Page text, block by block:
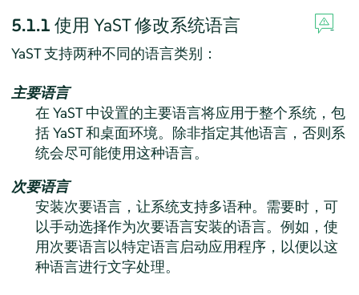
5.1.1 使用 YaST 修改系统语言
YaST 支持两种不同的语言类别：
主要语言
在 YaST 中设置的主要语言将应用于整个系统，包
括 YaST 和桌面环境。除非指定其他语言，否则系
统会尽可能使用这种语言。
次要语言
安装次要语言，让系统支持多语种。需要时，可
以手动选择作为次要语言安装的语言。例如，使
用次要语言以特定语言启动应用程序，以便以这
种语言进行文字处理。